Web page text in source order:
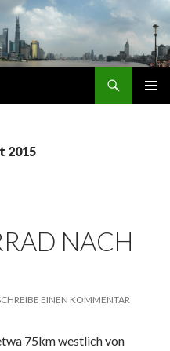
2015
NACH
EINEN KOMMENTAR
75km westlich von